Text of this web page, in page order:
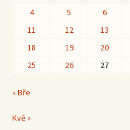
4
5 6
11
12 13
18
19 20
25
26 27
« Bře
Kvě »